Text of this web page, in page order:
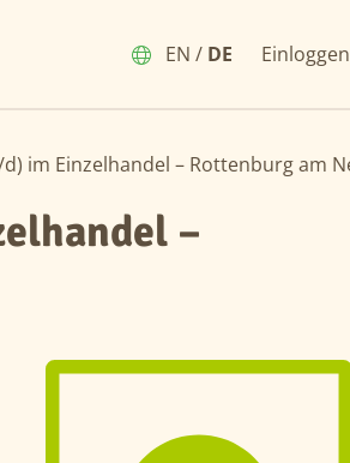
EN / DE Einloggen
–